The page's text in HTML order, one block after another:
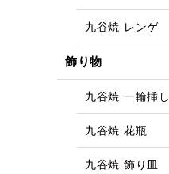
九谷焼 レンゲ
飾り物
九谷焼 一輪挿し
九谷焼 花瓶
九谷焼 飾り皿